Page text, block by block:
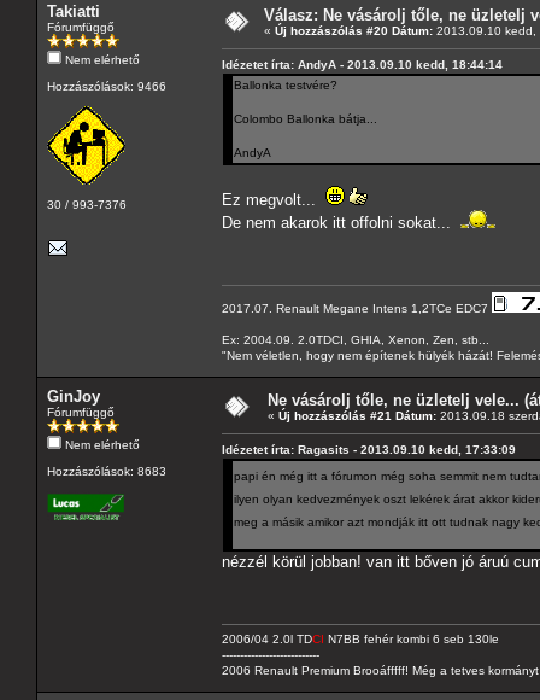
Takiatti
Fórumfüggő
Nem elérhető
Hozzászólások: 9466
30 / 993-7376
Válasz: Ne vásárolj tőle, ne üzletelj
« Új hozzászólás #20 Dátum: 2013.09.10 kedd,
Idézetet írta: AndyA - 2013.09.10 kedd, 18:44:14
Ballonka testvére?
Colombo Ballonka bátja...
AndyA
Ez megvolt...
De nem akarok itt offolni sokat...
2017.07. Renault Megane Intens 1,2TCe EDC7
Ex: 2004.09. 2.0TDCI, GHIA, Xenon, Zen, stb...
"Nem véletlen, hogy nem építenek hülyék házát!
GinJoy
Fórumfüggő
Nem elérhető
Hozzászólások: 8683
Ne vásárolj tőle, ne üzletelj vele...
« Új hozzászólás #21 Dátum: 2013.09.18
Idézetet írta: Ragasits - 2013.09.10 kedd, 17:33:09
papi én még itt a fórumon még soha semmit nem
ilyen olyan kedvezmények oszt lekérek árat akkor
meg a másik amikor azt mondják itt ott tudnak nagy
nézzél körül jobban! van itt bőven jó áruú
2006/04 2.0l TDCI N7BB fehér kombi 6 seb 130le
---------------------------
2006 Renault Premium Brooáfffff! Még a tetves